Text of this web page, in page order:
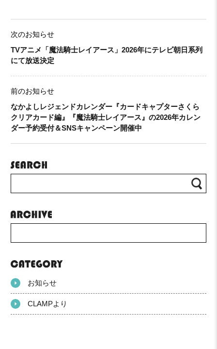
次のお知らせ
TVアニメ「魔法騎士レイアース」2026年にテレビ朝日系列
にて放送決定
前のお知らせ
なかよしレジェンドカレンダー『カードキャプターさくら
クリアカード編』『魔法騎士レイアース』の2026年カレン
ダー予約受付＆SNSキャンペーン開催中
お知らせ
CLAMPより